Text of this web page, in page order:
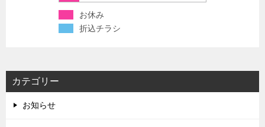
お休み
折込チラシ
カテゴリー
お知らせ